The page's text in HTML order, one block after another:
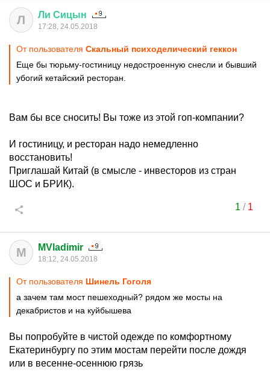
Л Ли Сицын
17:28, 24.05.2018
От пользователя Скальный психоделический геккон
Еще бы тюрьму-гостиницу недостроенную снесли и бывший
убогий кетайский ресторан.
Вам бы все сносить! Вы тоже из этой гоп-компании?
И гостиницу, и ресторан надо немедленно
восстановить!
Приглашай Китай (в смысле - инвесторов из стран
ШОС и БРИК).
1 / 1
M MVladimir
18:12, 24.05.2018
От пользователя Шинель Гоголя
а зачем там мост пешеходный? рядом же мосты на
декабристов и на куйбышева
Вы попробуйте в чистой одежде по комфортному
Екатеринбургу по этим мостам перейти после дождя
или в весенне-осеннюю грязь